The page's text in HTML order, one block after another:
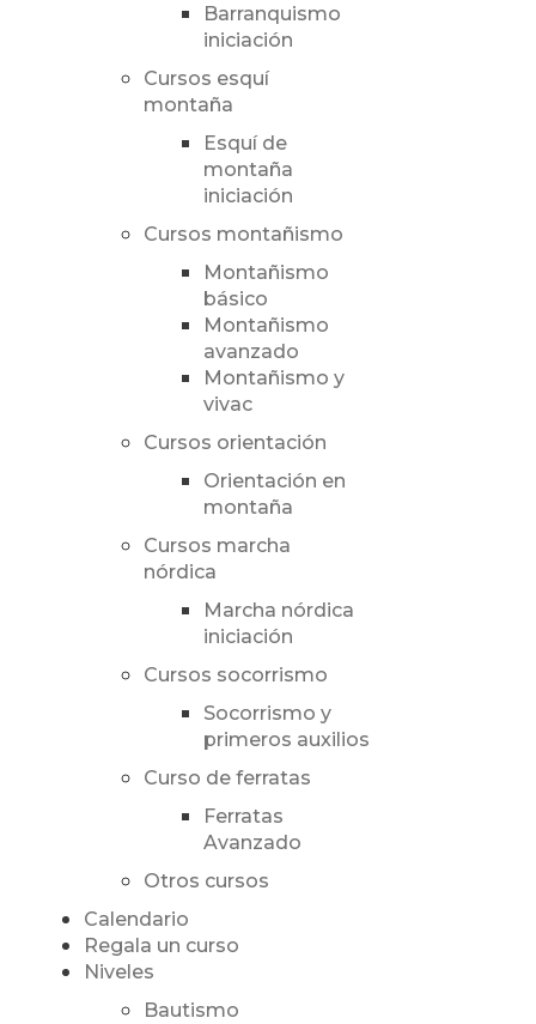
Barranquismo
iniciación
Cursos esquí
montaña
Esquí de
montaña
iniciación
Cursos montañismo
Montañismo
básico
Montañismo
avanzado
Montañismo y
vivac
Cursos orientación
Orientación en
montaña
Cursos marcha
nórdica
Marcha nórdica
iniciación
Cursos socorrismo
Socorrismo y
primeros auxilios
Curso de ferratas
Ferratas
Avanzado
Otros cursos
Calendario
Regala un curso
Niveles
Bautismo